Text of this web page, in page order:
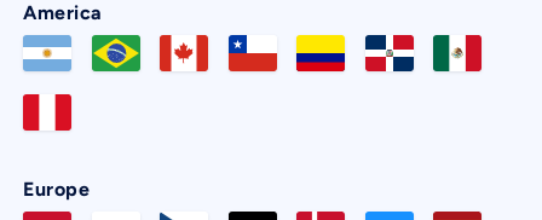
America
Europe